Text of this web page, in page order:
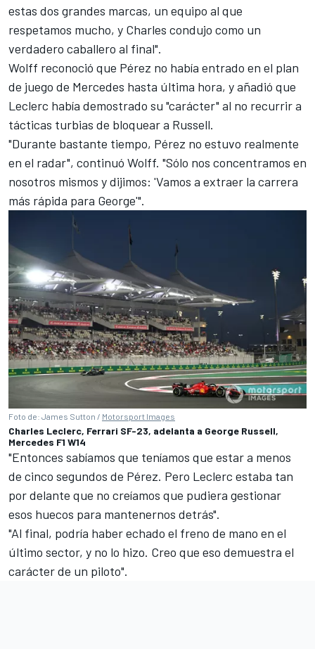
estas dos grandes marcas, un equipo al que
respetamos mucho, y Charles condujo como un
verdadero caballero al final".
Wolff reconoció que Pérez no había entrado en el plan
de juego de Mercedes hasta última hora, y añadió que
Leclerc había demostrado su "carácter" al no recurrir a
tácticas turbias de bloquear a Russell.
"Durante bastante tiempo, Pérez no estuvo realmente
en el radar", continuó Wolff. "Sólo nos concentramos en
nosotros mismos y dijimos: 'Vamos a extraer la carrera
más rápida para George'".
Foto de: James Sutton / Motorsport Images
Charles Leclerc, Ferrari SF-23, adelanta a George Russell,
Mercedes F1 W14
"Entonces sabíamos que teníamos que estar a menos
de cinco segundos de Pérez. Pero Leclerc estaba tan
por delante que no creíamos que pudiera gestionar
esos huecos para mantenernos detrás".
"Al final, podría haber echado el freno de mano en el
último sector, y no lo hizo. Creo que eso demuestra el
carácter de un piloto".